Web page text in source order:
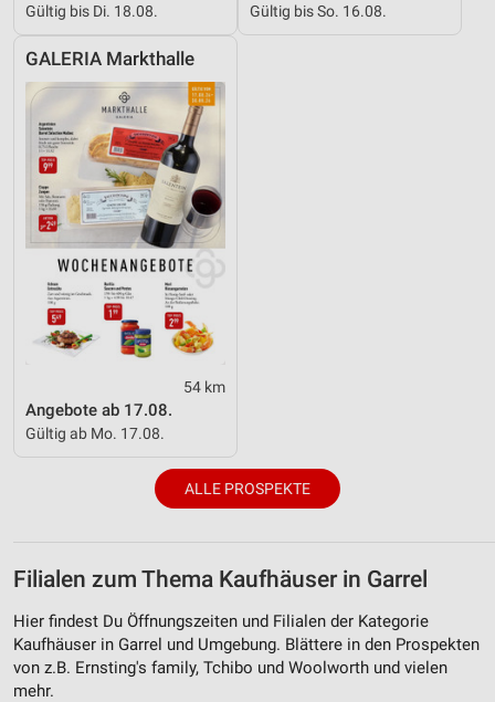
Gültig bis Di. 18.08. Gültig bis So. 16.08.
GALERIA Markthalle
54 km
Angebote ab 17.08.
Gültig ab Mo. 17.08.
ALLE PROSPEKTE
Filialen zum Thema Kaufhäuser in Garrel
Hier findest Du Öffnungszeiten und Filialen der Kategorie
Kaufhäuser in Garrel und Umgebung. Blättere in den Prospekten
von z.B. Ernsting's family, Tchibo und Woolworth und vielen
mehr.